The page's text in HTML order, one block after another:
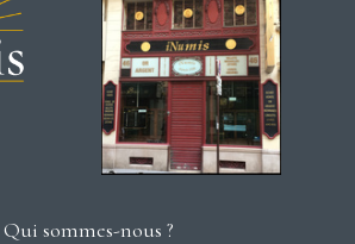
Qui sommes-nous ?